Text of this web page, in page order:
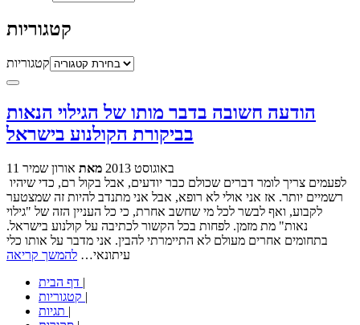
קטגוריות
קטגוריות
הודעה חשובה בדבר מותו של הגילוי הנאות
בביקורת הקולנוע בישראל
11 באוגוסט 2013 מאת אורון שמיר
רשמיים יותר. אז אני אולי לא רופא, אבל אני מתנדב להיות זה שמצטער
לקבוע, ואף לבשר לכל מי שחשב אחרת, כי כל העניין הזה של "גילוי
נאות" מת מזמן. לפחות בכל הקשור לכתיבה על קולנוע בישראל.
בתחומים אחרים מעולם לא התיימרתי להבין. אני מדבר על אותו כלי
עיתונאי… להמשך קריאה
|
|
|